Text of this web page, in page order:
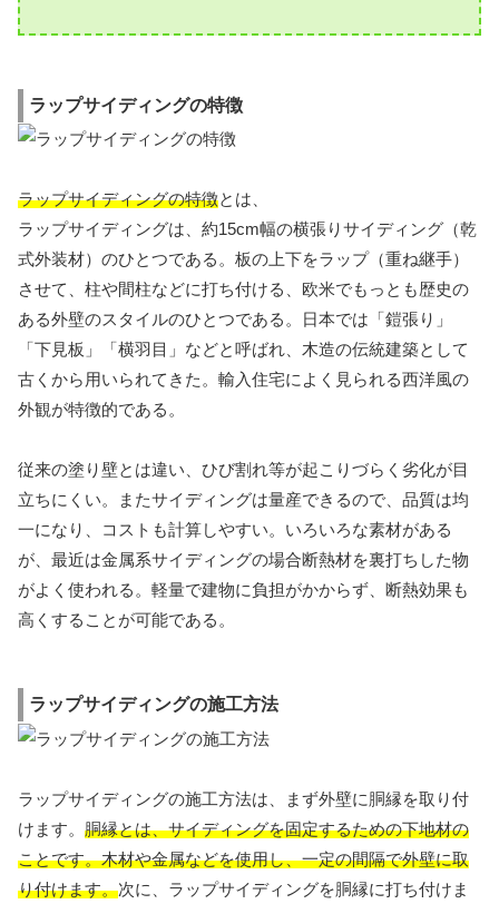
ラップサイディングの特徴
ラップサイディングの特徴とは、
ラップサイディングは、約15cm幅の横張りサイディング（乾
式外装材）のひとつである。板の上下をラップ（重ね継手）
させて、柱や間柱などに打ち付ける、欧米でもっとも歴史の
ある外壁のスタイルのひとつである。日本では「鎧張り」
「下見板」「横羽目」などと呼ばれ、木造の伝統建築として
古くから用いられてきた。輸入住宅によく見られる西洋風の
外観が特徴的である。
従来の塗り壁とは違い、ひび割れ等が起こりづらく劣化が目
立ちにくい。またサイディングは量産できるので、品質は均
一になり、コストも計算しやすい。いろいろな素材がある
が、最近は金属系サイディングの場合断熱材を裏打ちした物
がよく使われる。軽量で建物に負担がかからず、断熱効果も
高くすることが可能である。
ラップサイディングの施工方法
ラップサイディングの施工方法は、まず外壁に胴縁を取り付
けます。 胴縁とは、サイディングを固定するための下地材の
ことです。木材や金属などを使用し、一定の間隔で外壁に取
り付けます。次に、ラップサイディングを胴縁に打ち付けま